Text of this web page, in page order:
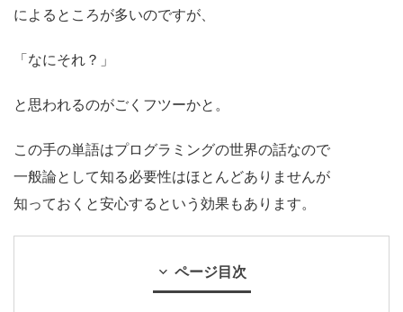
によるところが多いのですが、
「なにそれ？」
と思われるのがごくフツーかと。
この手の単語はプログラミングの世界の話なので
一般論として知る必要性はほとんどありませんが
知っておくと安心するという効果もあります。
ページ目次